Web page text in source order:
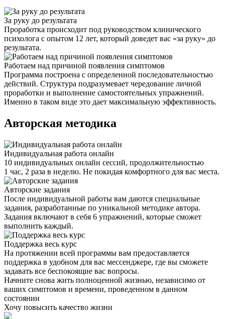
За руку до результата
Проработка происходит под руководством клинического
психолога с опытом 12 лет, который доведет вас «за руку» до
результата.
Работаем над причиной появления симптомов
Программа построена с определенной последовательностью
действий. Структура подразумевает чередование личной
проработки и выполнение самостоятельных упражнений.
Именно в таком виде это дает максимальную эффективность.
Авторская методика
Индивидуальная работа онлайн
10 индивидуальных онлайн сессий, продолжительностью
1 час, 2 раза в неделю. Не покидая комфортного для вас места.
Авторские задания
После индивидуальной работы вам даются специальные
задания, разработанные по уникальной методике автора.
Задания включают в себя 6 упражнений, которые сможет
выполнить каждый.
Поддержка весь курс
На протяжении всей программы вам предоставляется
поддержка в удобном для вас мессенджере, где вы сможете
задавать все беспокоящие вас вопросы.
Начните снова жить полноценной жизнью, независимо от
ваших симптомов и времени, проведенном в данном
состоянии
Хочу повысить качество жизни